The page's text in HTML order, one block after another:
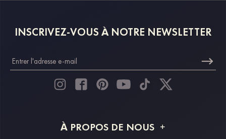
INSCRIVEZ-VOUS À NOTRE NEWSLETTER
À PROPOS DE NOUS